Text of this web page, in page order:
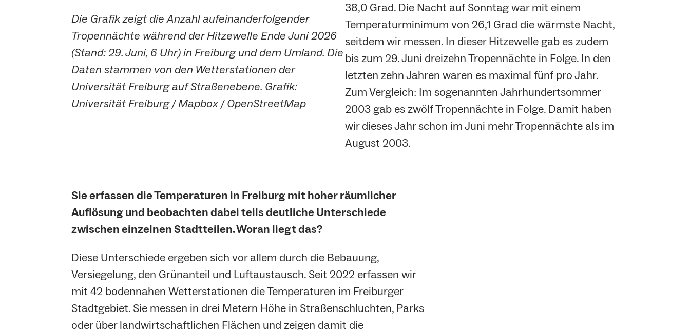
Die Grafik zeigt die Anzahl aufeinanderfolgender
Tropennächte während der Hitzewelle Ende Juni 2026
(Stand: 29. Juni, 6 Uhr) in Freiburg und dem Umland. Die
Daten stammen von den Wetterstationen der
Universität Freiburg auf Straßenebene. Grafik:
Universität Freiburg / Mapbox / OpenStreetMap
38,0 Grad. Die Nacht auf Sonntag war mit einem
Temperaturminimum von 26,1 Grad die wärmste Nacht,
seitdem wir messen. In dieser Hitzewelle gab es zudem
bis zum 29. Juni dreizehn Tropennächte in Folge. In den
letzten zehn Jahren waren es maximal fünf pro Jahr.
Zum Vergleich: Im sogenannten Jahrhundertsommer
2003 gab es zwölf Tropennächte in Folge. Damit haben
wir dieses Jahr schon im Juni mehr Tropennächte als im
August 2003.
Sie erfassen die Temperaturen in Freiburg mit hoher räumlicher
Auflösung und beobachten dabei teils deutliche Unterschiede
zwischen einzelnen Stadtteilen. Woran liegt das?
Diese Unterschiede ergeben sich vor allem durch die Bebauung,
Versiegelung, den Grünanteil und Luftaustausch. Seit 2022 erfassen wir
mit 42 bodennahen Wetterstationen die Temperaturen im Freiburger
Stadtgebiet. Sie messen in drei Metern Höhe in Straßenschluchten, Parks
oder über landwirtschaftlichen Flächen und zeigen damit die